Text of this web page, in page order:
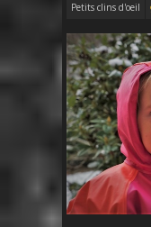
Petits clins d'oeil